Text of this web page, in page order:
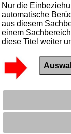
Nur die
automatische
aus diesem
einem
diese Titel weiter